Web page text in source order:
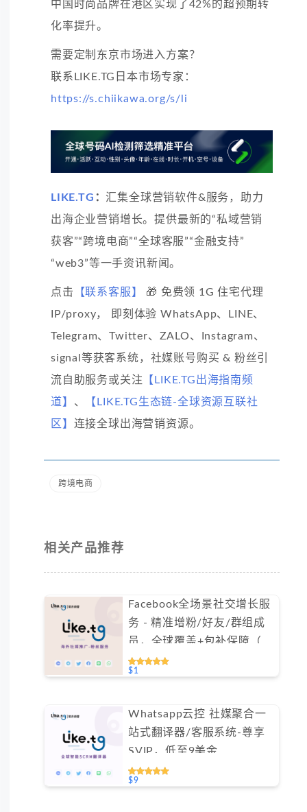
中国时尚品牌在港区实现了42%的超预期转
化率提升。
需要定制东京市场进入方案？
联系LIKE.TG日本市场专家：
https://s.chiikawa.org/s/li
LIKE.TG ： 汇集全球营销软件&服务，助力
出海企业营销增长。提供最新的“私域营销
获客”“跨境电商”“全球客服”“金融支持”
“web3”等一手资讯新闻。
点击 【联系客服】
🎁 免费领 1G 住宅代理
IP/proxy， 即刻体验 WhatsApp、LINE、
Telegram、Twitter、ZALO、Instagram、
signal等获客系统，社媒账号购买 & 粉丝引
流自助服务或关注 【LIKE.TG出海指南频
道】 、
【LIKE.TG生态链-全球资源互联社
区】 连接全球出海营销资源。
跨境电商
相关产品推荐
Facebook全场景社交增长服
务 - 精准增粉/好友/群组成
员，全球覆盖+包补保障（不
支持免费测试）
$1
Whatsapp云控 社媒聚合一
站式翻译器/客服系统-尊享
SVIP，低至9美金
#FYOK002
$9